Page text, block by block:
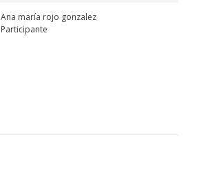
Ana maría rojo gonzalez
Participante